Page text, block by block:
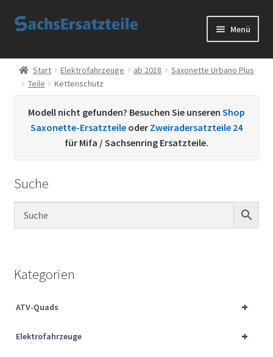
Zur
Zum
Menü
Start
AGB
Datenschutzerklärung
Kontakt
Sachs Ersatzteile
Über uns
Start Elektrofahrzeuge ab 2018
Saxonette Urbano Plus
Teile
Kettenschutz
Modell nicht gefunden? Besuchen Sie unseren Shop
Saxonette-Ersatzteile oder Zweiradersatzteile 24
für Mifa / Sachsenring Ersatzteile.
Suche
Kategorien
+
ATV-Quads
+
Elektrofahrzeuge